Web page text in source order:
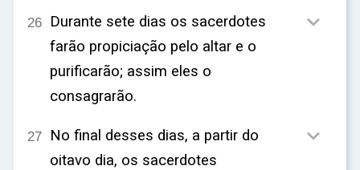
26 Durante sete dias os sacerdotes
farão propiciação pelo altar e o
purificarão; assim eles o
consagrarão.

27 No final desses dias, a partir do
oitavo dia, os sacerdotes
